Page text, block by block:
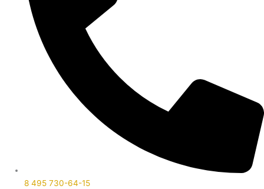
8 495 730-64-15